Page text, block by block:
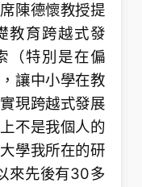
陳德懷教授提
教育跨越式發
（特別是在偏
讓中小學在教
現跨越式發展
不是我個人的
學我所在的研
來先後有30多